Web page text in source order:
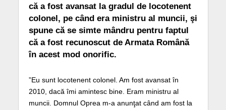
că a fost avansat la gradul de locotenent
colonel, pe când era ministru al muncii, şi
spune că se simte mândru pentru faptul
că a fost recunoscut de Armata Română
în acest mod onorific.
”Eu sunt locotenent colonel. Am fost avansat în
2010, dacă îmi amintesc bine. Eram ministru al
muncii. Domnul Oprea m-a anunţat când am fost la